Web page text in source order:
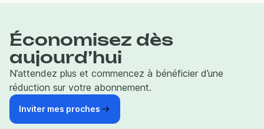
Économisez dès
aujourd’hui
N’attendez plus et commencez à bénéficier d’une
réduction sur votre abonnement.
Inviter mes proches